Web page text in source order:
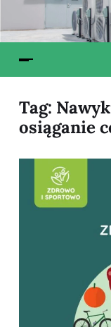
Tag:
osiąganie